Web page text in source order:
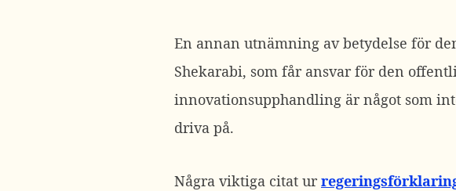
En annan utnämning av betydelse för
Shekarabi, som får ansvar för den
innovationsupphandling är något som
driva på.
Några viktiga citat ur